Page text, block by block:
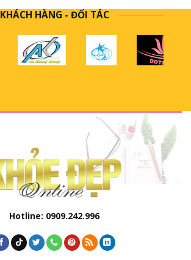
KHÁCH HÀNG - ĐỐI TÁC
Hotline: 0909.242.996